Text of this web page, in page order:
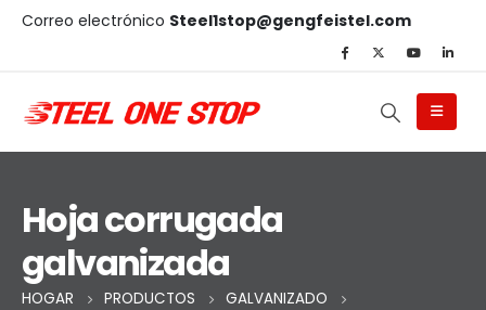
Correo electrónico Steel1stop@gengfeistel.com
Hoja corrugada
galvanizada
HOGAR PRODUCTOS
GALVANIZADO